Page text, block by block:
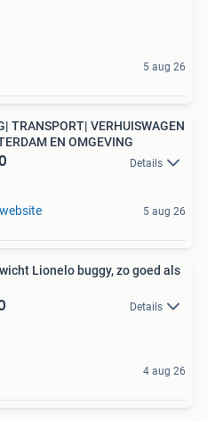
5 aug 26
TRANSPORT| VERHUISWAGEN
EN OMGEVING
Details
5 aug 26
Lionelo buggy, zo goed als
Details
4 aug 26